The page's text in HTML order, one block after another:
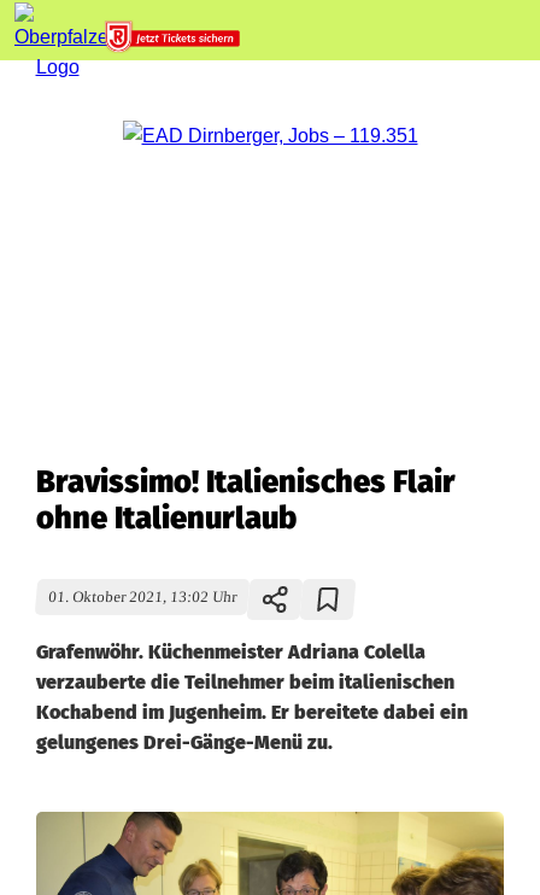
Bravissimo! Italienisches Flair
ohne Italienurlaub
01. Oktober 2021, 13:02 Uhr
Grafenwöhr. Küchenmeister Adriana Colella
verzauberte die Teilnehmer beim italienischen
Kochabend im Jugenheim. Er bereitete dabei ein
gelungenes Drei-Gänge-Menü zu.